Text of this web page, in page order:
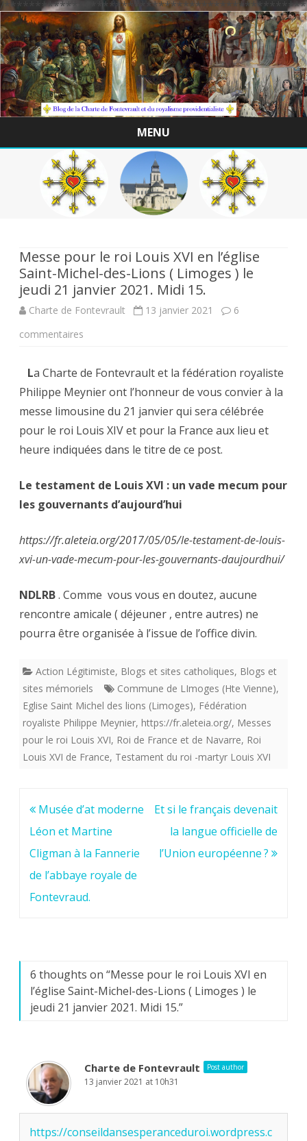
/
MENU
Skip
to
content
Messe pour le roi Louis XVI en l’église
Saint-Michel-des-Lions ( Limoges ) le
jeudi 21 janvier 2021. Midi 15.
Charte de Fontevrault 13 janvier 2021
6
commentaires
pour
le
roi
Louis
en
des-
Lions
Limoges
)
jeudi
21
2021.
Midi
15.
La Charte de Fontevrault et la fédération royaliste
Philippe Meynier ont l’honneur de vous convier à la
messe limousine du 21 janvier qui sera célébrée
pour le roi Louis XIV et pour la France aux lieu et
heure indiquées dans le titre de ce post.
Le testament de Louis XVI : un vade mecum pour
les gouvernants d’aujourd’hui
https://fr.aleteia.org/2017/05/05/le-testament-de-louis-
xvi-un-vade-mecum-pour-les-gouvernants-daujourdhui/
NDLRB. Comme vous vous en doutez, aucune
rencontre amicale ( déjeuner , entre autres) ne
pourra être organisée à l’issue de l’office divin.
Action Légitimiste, Blogs et sites catholiques, Blogs et
sites mémoriels
Commune de LImoges (Hte Vienne),
Eglise Saint Michel des lions (Limoges), Fédération
royaliste Philippe Meynier, https://fr.aleteia.org/, Messes
pour le roi Louis XVI, Roi de France et de Navarre, Roi
Louis XVI de France, Testament du roi -martyr Louis XVI
Navigation
de
l’article
Musée d’at moderne
Léon et Martine
Cligman à la Fannerie
de l’abbaye royale de
Fontevraud.
Et si le français devenait
la langue officielle de
l’Union européenne ?
6 thoughts on “Messe pour le roi Louis XVI en
l’église Saint-Michel-des-Lions ( Limoges ) le
jeudi 21 janvier 2021. Midi 15.”
Charte de Fontevrault Post author
13 janvier 2021 at 10h31
https://conseildansesperanceduroi.wordpress.c